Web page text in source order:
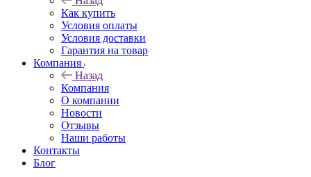
Как купить
Условия оплаты
Условия доставки
Гарантия на товар
Компания
Назад
Компания
О компании
Новости
Отзывы
Наши работы
Контакты
Блог